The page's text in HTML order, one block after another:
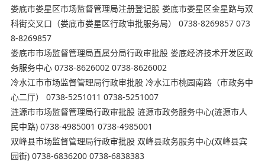
娄底市娄星区市场监督管理局注册登记股 娄底市娄星区金星路与双
科街交叉口（娄底市娄星区行政审批服务局） 0738-8269857 073
8-8269857
娄底市市场监督管理局直属分局行政审批股 娄底经济技术开发区政
务服务中心 0738-8626002 0738-8626002
冷水江市市场监督管理局行政审批股 冷水江市桃园南路（市政务中
心二厅） 0738-5251011 0738-5251007
涟源市市场监督管理局行政审批股 涟源市政务服务中心(涟源市人
民中路) 0738-4985001 0738-4985001
双峰县市场监督管理局行政审批股 双峰县政务服务中心(双峰县宾
园街) 0738-6836200 0738-6838383